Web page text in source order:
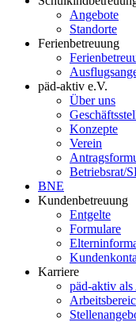
Angebote
Standorte
Ferienbetreuung
päd-aktiv e.V.
Über uns
Konzepte
Verein
Betriebsrat/
BNE
Kundenbetreuung
Entgelte
Formulare
Karriere
päd-aktiv